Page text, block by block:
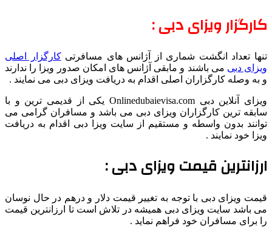
کارگزار ویزای دبی :
تنها تعداد انگشت شماری از آژانس های مسافرتیکارگزار اصلی
ویزای دبی می باشند و مابقی آژانس های امکان صدور ویزا را ندارند
و به وصله کارگزاران اصلی اقدام به دریافت ویزای دبی می نمایند .
ویزای آنلاین دبی Onlinedubaievisa.com یکی از قدیمی ترین و با
سابقه ترین کارگزاران ویزای دبی می باشد و مسافران گرامی می
توانند بدون واسطه و مستقیم از سایت ویزا دبی اقدام به دریافت
ویزا خود نمایند .
ارزانترین قیمت ویزای دبی :
قیمت ویزای دبی با توجه به تغییر قیمت دلار و درهم در حال نوسان
می باشد سایت ویزای دبی همیشه در تلاش است تا ارزانترین قیمت
را برای مسافران خود فراهم نماید .